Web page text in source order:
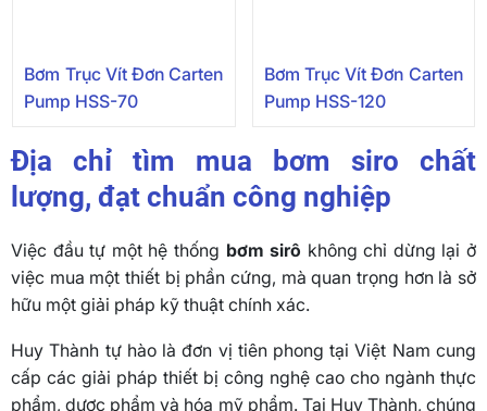
Bơm Trục Vít Đơn Carten
Pump HSS-70
Bơm Trục Vít Đơn Carten
Pump HSS-120
Địa chỉ tìm mua bơm siro chất
lượng, đạt chuẩn công nghiệp
Việc đầu tự một hệ thống bơm sirô không chỉ dừng lại ở
việc mua một thiết bị phần cứng, mà quan trọng hơn là sở
hữu một giải pháp kỹ thuật chính xác.
Huy Thành tự hào là đơn vị tiên phong tại Việt Nam cung
cấp các giải pháp thiết bị công nghệ cao cho ngành thực
phẩm, dược phẩm và hóa mỹ phẩm. Tại Huy Thành, chúng